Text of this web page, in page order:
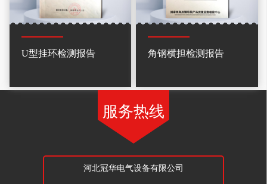
U型挂环检测报告 角钢横担检测报告
服务热线
河北冠华电气设备有限公司